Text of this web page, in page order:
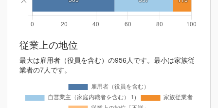
従業上の地位
最大は雇用者（役員を含む）の956人です。最小は家族従
業者の7人です。